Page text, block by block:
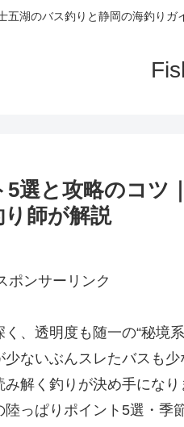
五湖のバス釣りと静岡の海釣り
5選と攻略のコツ
師が解説
ポンサーリンク
、透明度も随一の“秘境
ないぶんスレたバスも
解く釣りが決め手にな
っぱりポイント5選・季